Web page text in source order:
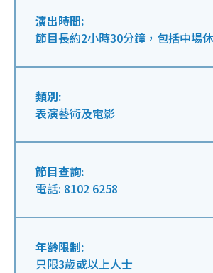
演出時間:
節目長約2小時30分鐘，包括中場
類別:
表演藝術及電影
節目查詢:
電話: 8102 6258
年齡限制:
只限3歲或以上人士